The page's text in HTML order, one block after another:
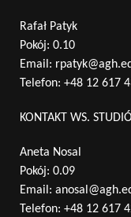
Rafał Patyk
Pokój: 0.10
Email:
Telefon: +48 12 617
KONTAKT WS.
Aneta Nosal
Pokój: 0.09
Email:
Telefon: +48 12 617